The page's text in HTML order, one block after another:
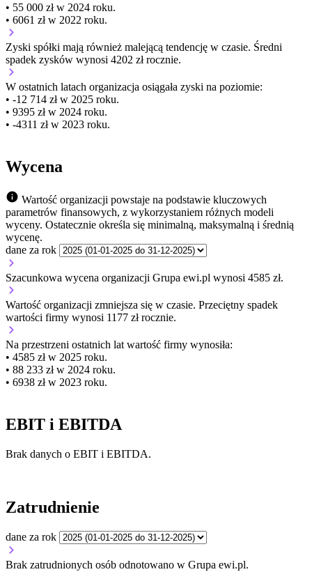
• 55 000 zł w 2024 roku.
• 6061 zł w 2022 roku.
Zyski spółki mają również malejącą tendencję w czasie. Średni
spadek zysków wynosi 4202 zł rocznie.
W ostatnich latach organizacja osiągała zyski na poziomie:
• -12 714 zł w 2025 roku.
• 9395 zł w 2024 roku.
• -4311 zł w 2023 roku.
Wycena
Wartość organizacji powstaje na podstawie kluczowych
parametrów finansowych, z wykorzystaniem różnych modeli
wyceny. Ostatecznie określa się minimalną, maksymalną i średnią
wycenę.
dane za rok
Szacunkowa wycena organizacji Grupa ewi.pl wynosi 4585 zł.
Wartość organizacji zmniejsza się w czasie. Przeciętny spadek
wartości firmy wynosi 1177 zł rocznie.
Na przestrzeni ostatnich lat wartość firmy wynosiła:
• 4585 zł w 2025 roku.
• 88 233 zł w 2024 roku.
• 6938 zł w 2023 roku.
EBIT i EBITDA
Brak danych o EBIT i EBITDA.
Zatrudnienie
dane za rok
Brak zatrudnionych osób odnotowano w Grupa ewi.pl.